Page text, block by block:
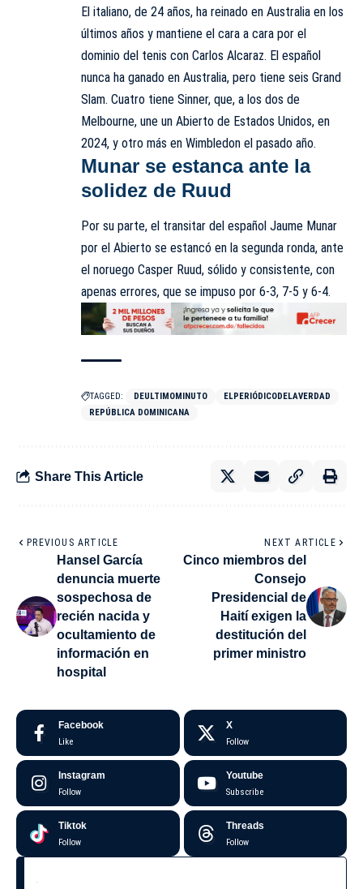
El italiano, de 24 años, ha reinado en Australia en los
últimos años y mantiene el cara a cara por el
dominio del tenis con Carlos Alcaraz. El español
nunca ha ganado en Australia, pero tiene seis Grand
Slam. Cuatro tiene Sinner, que, a los dos de
Melbourne, une un Abierto de Estados Unidos, en
2024, y otro más en Wimbledon el pasado año.
Munar se estanca ante la
solidez de Ruud
Por su parte, el transitar del español Jaume Munar
por el Abierto se estancó en la segunda ronda, ante
el noruego Casper Ruud, sólido y consistente, con
apenas errores, que se impuso por 6-3, 7-5 y 6-4.
TAGGED: DEULTIMOMINUTO
ELPERIÓDICODELAVERDAD
REPÚBLICA DOMINICANA
Share This Article
PREVIOUS ARTICLE
Hansel García
denuncia muerte
sospechosa de
recién nacida y
ocultamiento de
información en
hospital
NEXT ARTICLE
Cinco miembros del
Consejo
Presidencial de
Haití exigen la
destitución del
primer ministro
Facebook
Like
X
Follow
Instagram
Follow
Youtube
Subscribe
Tiktok
Follow
Threads
Follow